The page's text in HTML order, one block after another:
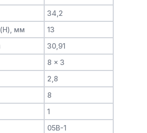
34,2
мм
13
30,91
8 x 3
2,8
8
1
05B-1